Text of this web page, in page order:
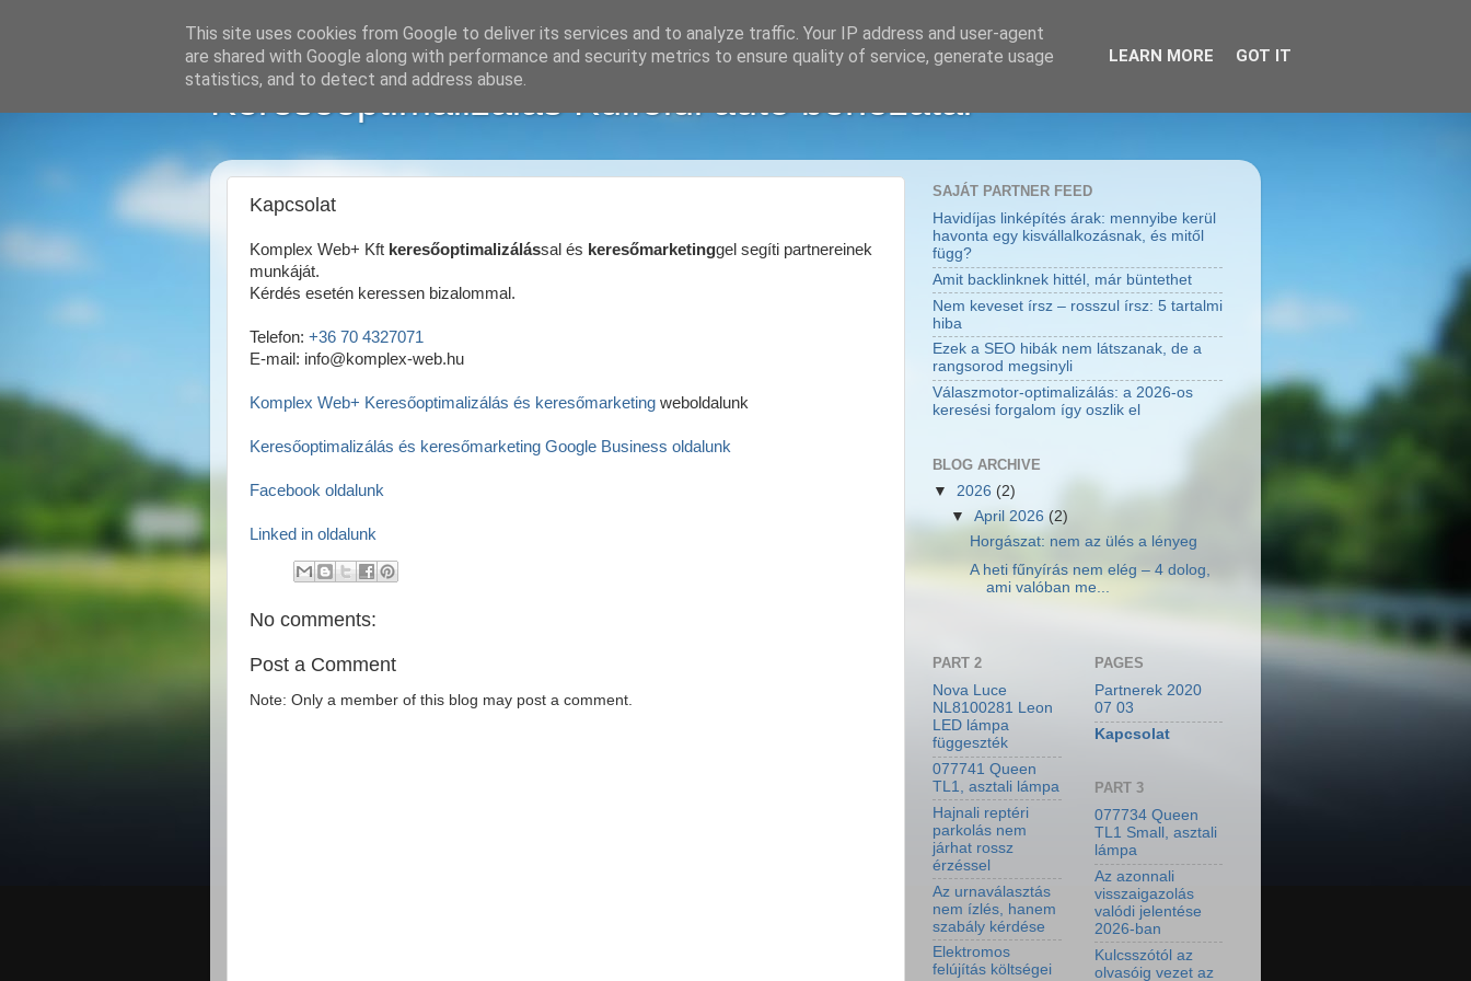
Keresőoptimalizálás Külföldi autó behozatal
Kapcsolat
Komplex Web+ Kft keresőoptimalizálással és keresőmarketinggel segíti partnereinek
munkáját.
Kérdés esetén keressen bizalommal.
Telefon: +36 70 4327071
E-mail: info@komplex-web.hu
Komplex Web+ Keresőoptimalizálás és keresőmarketing weboldalunk
Keresőoptimalizálás és keresőmarketing Google Business oldalunk
Facebook oldalunk
Linked in oldalunk
No comments:
Post a Comment
Note: Only a member of this blog may post a comment.
SAJÁT PARTNER FEED
Havidíjas linképítés árak: mennyibe kerül
havonta egy kisvállalkozásnak, és mitől
függ?
Amit backlinknek hittél, már büntethet
Nem keveset írsz – rosszul írsz: 5 tartalmi
hiba
Ezek a SEO hibák nem látszanak, de a
rangsorod megsinyli
Válaszmotor-optimalizálás: a 2026-os
keresési forgalom így oszlik el
BLOG ARCHIVE
▼ 2026 (2)
▼April 2026(2)
Horgászat: nem az ülés a lényeg
A heti fűnyírás nem elég – 4 dolog,
ami valóban me...
PART 2
Nova Luce
NL8100281 Leon
LED lámpa
függeszték
077741 Queen
TL1, asztali lámpa
Hajnali reptéri
parkolás nem
járhat rossz
érzéssel
Az urnaválasztás
nem ízlés, hanem
szabály kérdése
Elektromos
felújítás költségei
PAGES
Partnerek 2020
07 03
Kapcsolat
PART 3
077734 Queen
TL1 Small, asztali
lámpa
Az azonnali
visszaigazolás
valódi jelentése
2026-ban
Kulcsszótól az
olvasóig vezet az
This site uses cookies from Google to deliver its services and to analyze traffic. Your IP address and user-agent
are shared with Google along with performance and security metrics to ensure quality of service, generate usage
statistics, and to detect and address abuse.
LEARN MORE GOT IT